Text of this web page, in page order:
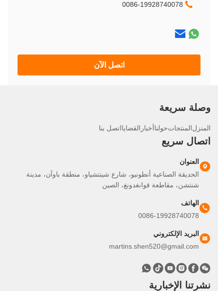
0086-19928740078
اتصل الآن
سريعة
المنتجاتحولناأخبارالقضايااتصل بنا
سريع
العنوان
الحديقة الصناعية أنطونيو، شارع شينتشياو، منطقة باوآن، مدينة
شنتشن، مقاطعة قوانغدونغ، الصين
الهاتف
0086-19928740078
البريد الإلكتروني
martins.shen520@gmail.com
الإخبارية